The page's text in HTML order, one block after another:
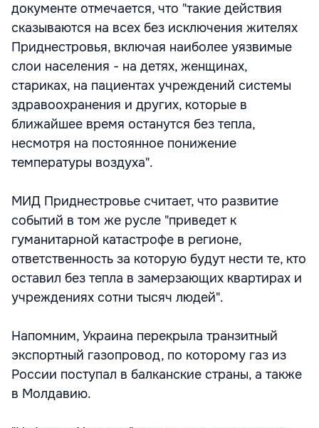
документе отмечается, что "такие действия
сказываются на всех без исключения жителях
Приднестровья, включая наиболее уязвимые
слои населения - на детях, женщинах,
стариках, на пациентах учреждений системы
здравоохранения и других, которые в
ближайшее время останутся без тепла,
несмотря на постоянное понижение
температуры воздуха".
МИД Приднестровье считает, что развитие
событий в том же русле "приведет к
гуманитарной катастрофе в регионе,
ответственность за которую будут нести те, кто
оставил без тепла в замерзающих квартирах и
учреждениях сотни тысяч людей".
Напомним, Украина перекрыла транзитный
экспортный газопровод, по которому газ из
России поступал в балканские страны, а также
в Молдавию.